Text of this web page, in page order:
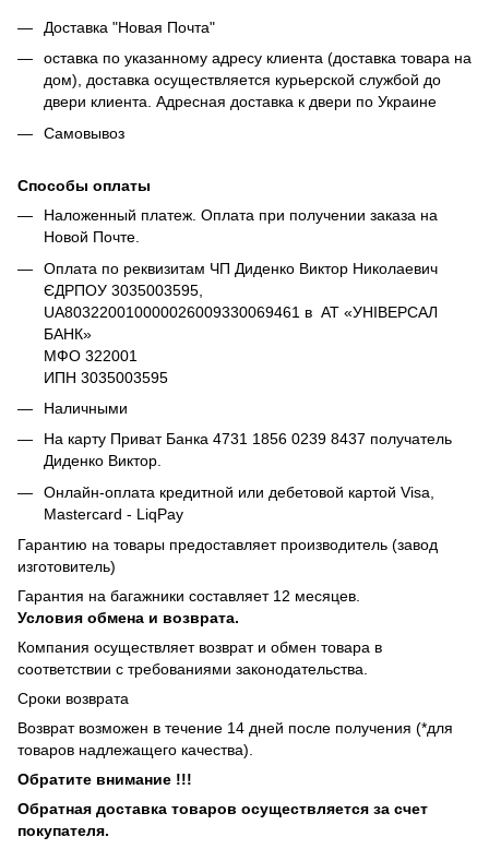
Доставка "Новая Почта"
оставка по указанному адресу клиента (доставка товара на
дом), доставка осуществляется курьерской службой до
двери клиента. Адресная доставка к двери по Украине
Самовывоз
Способы оплаты
Наложенный платеж. Оплата при получении заказа на
Новой Почте.
Оплата по реквизитам ЧП Диденко Виктор Николаевич
ЄДРПОУ 3035003595,
UA803220010000026009330069461 в АТ «УНІВЕРСАЛ
БАНК»
МФО 322001
ИПН 3035003595
Наличными
На карту Приват Банка 4731 1856 0239 8437 получатель
Диденко Виктор.
Онлайн-оплата кредитной или дебетовой картой Visa,
Mastercard - LiqPay
Гарантию на товары предоставляет производитель (завод
изготовитель)
Гарантия на багажники составляет 12 месяцев.
Условия обмена и возврата.
Компания осуществляет возврат и обмен товара в
соответствии с требованиями законодательства.
Сроки возврата
Возврат возможен в течение 14 дней после получения (*для
товаров надлежащего качества).
Обратите внимание !!!
Обратная доставка товаров осуществляется за счет
покупателя.